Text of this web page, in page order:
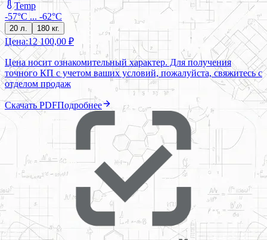
Temp
-57°C ... -62°C
20 л. 180 кг.
Цена:12 100,00 ₽
Цена носит ознакомительный характер. Для получения
точного КП с учетом ваших условий, пожалуйста, свяжитесь с
отделом продаж
Скачать PDFПодробнее